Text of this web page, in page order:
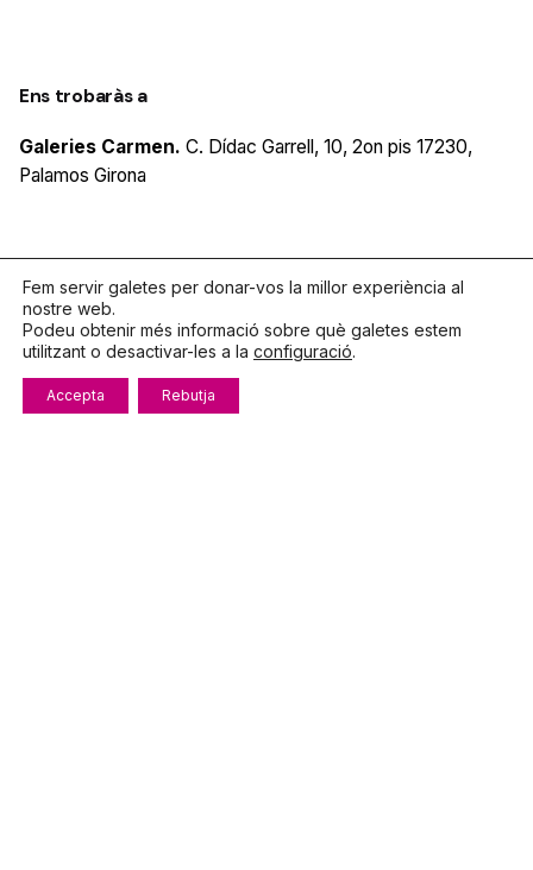
Ens trobaràs a
Galeries Carmen. C. Dídac Garrell, 10, 2on pis 17230,
Palamos Girona
Parlem?
Telèfon972.319.533
De dilluns a divendres
8:00 – 15:00
info@fecotur.cat
Fem servir galetes per donar-vos la millor experiència al
nostre web.
Podeu obtenir més informació sobre què galetes estem
utilitzant o desactivar-les a la configuració.
Accepta Rebutja